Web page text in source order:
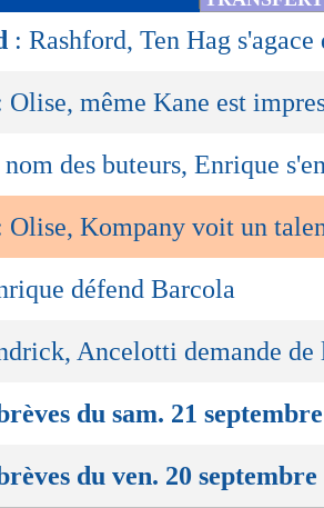
: Rashford, Ten Hag s'agace
Olise, même Kane est
des buteurs, Enrique
Olise, Kompany voit un
défend Barcola
Ancelotti demande de
du sam. 21
du ven. 20 septembre